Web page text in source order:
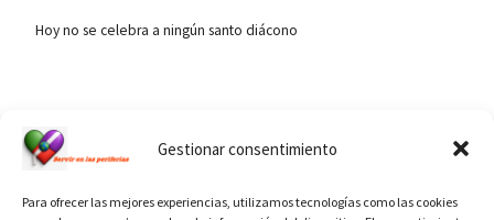
Gestionar consentimiento
Para ofrecer las mejores experiencias, utilizamos tecnologías como las cookies
Hoy no se celebra a ningún santo diácono